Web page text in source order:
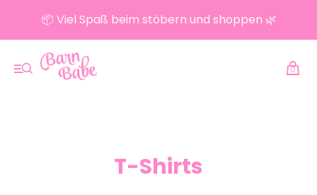
📦 Viel Spaß beim stöbern und shoppen 🌿
0
T-Shirts